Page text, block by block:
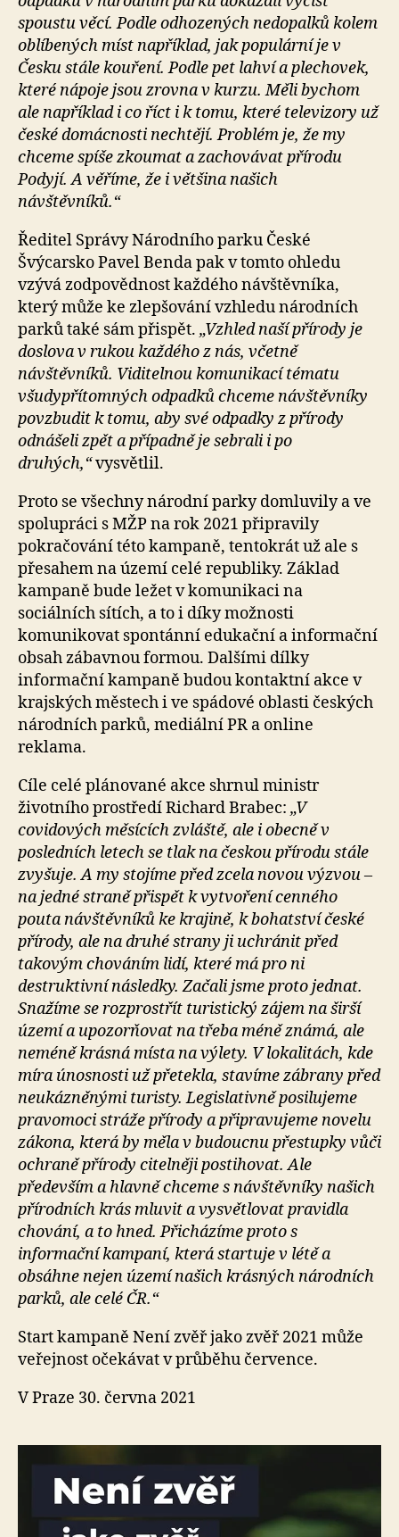
spoustu věcí. Podle odhozených nedopalků kolem
oblíbených míst například, jak populární je v
Česku stále kouření. Podle pet lahví a plechovek,
které nápoje jsou zrovna v kurzu. Měli bychom
ale například i co říct i k tomu, které televizory už
české domácnosti nechtějí. Problém je, že my
chceme spíše zkoumat a zachovávat přírodu
Podyjí. A věříme, že i většina našich
návštěvníků.“
Ředitel Správy Národního parku České
Švýcarsko Pavel Benda pak v tomto ohledu
vzývá zodpovědnost každého návštěvníka,
který může ke zlepšování vzhledu národních
parků také sám přispět. „Vzhled naší přírody je
doslova v rukou každého z nás, včetně
návštěvníků. Viditelnou komunikací tématu
všudypřítomných odpadků chceme návštěvníky
povzbudit k tomu, aby své odpadky z přírody
odnášeli zpět a případně je sebrali i po
druhých,“vysvětlil.
Proto se všechny národní parky domluvily a ve
spolupráci s MŽP na rok 2021 připravily
pokračování této kampaně, tentokrát už ale s
přesahem na území celé republiky. Základ
kampaně bude ležet v komunikaci na
sociálních sítích, a to i díky možnosti
komunikovat spontánní edukační a informační
obsah zábavnou formou. Dalšími dílky
informační kampaně budou kontaktní akce v
krajských městech i ve spádové oblasti českých
národních parků, mediální PR a online
reklama.
Cíle celé plánované akce shrnul ministr
životního prostředí Richard Brabec: „V
covidových měsících zvláště, ale i obecně v
posledních letech se tlak na českou přírodu stále
zvyšuje. A my stojíme před zcela novou výzvou –
na jedné straně přispět k vytvoření cenného
pouta návštěvníků ke krajině, k bohatství české
přírody, ale na druhé strany ji uchránit před
takovým chováním lidí, které má pro ni
destruktivní následky. Začali jsme proto jednat.
Snažíme se rozprostřít turistický zájem na širší
území a upozorňovat na třeba méně známá, ale
neméně krásná místa na výlety. V lokalitách, kde
míra únosnosti už přetekla, stavíme zábrany před
neukázněnými turisty. Legislativně posilujeme
pravomoci stráže přírody a připravujeme novelu
zákona, která by měla v budoucnu přestupky vůči
ochraně přírody citelněji postihovat. Ale
především a hlavně chceme s návštěvníky našich
přírodních krás mluvit a vysvětlovat pravidla
chování, a to hned. Přicházíme proto s
informační kampaní, která startuje v létě a
obsáhne nejen území našich krásných národních
parků, ale celé ČR.“
Start kampaně Není zvěř jako zvěř 2021 může
veřejnost očekávat v průběhu července.
V Praze 30. června 2021